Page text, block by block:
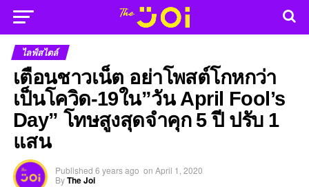
ไลฟ์สไตล์
เตือนชาวเน็ต อย่าโพสต์โกหกว่า
เป็นโควิด-19ใน”วัน April Fool’s
Day” โทษสูงสุดจำคุก 5 ปี ปรับ 1
แสน
Published 6 years ago on April 1, 2020
ByThe Joi